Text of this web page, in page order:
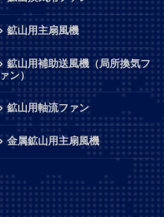
鉱山用主扇風機
鉱山用補助送風機（局所換気フ
ァン）
鉱山用軸流ファン
金属鉱山用主扇風機